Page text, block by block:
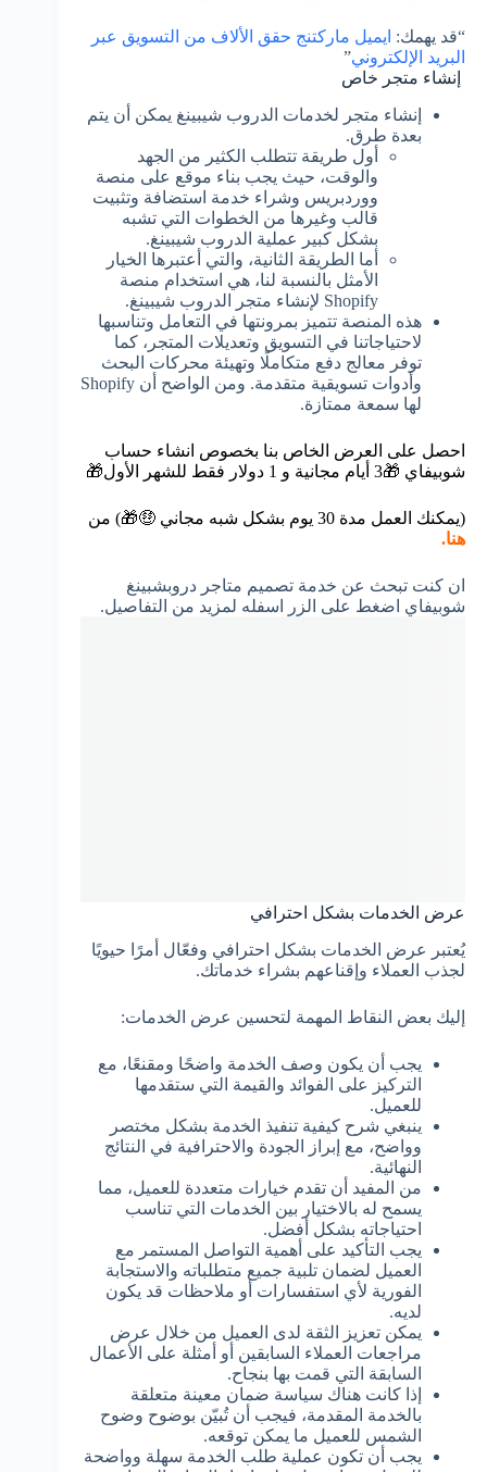
“قد يهمك: ايميل ماركتنج حقق الألاف من التسويق عبر
البريد الإلكتروني”
إنشاء متجر خاص
إنشاء متجر لخدمات الدروب شيبينغ يمكن أن يتم
بعدة طرق.
أول طريقة تتطلب الكثير من الجهد
والوقت، حيث يجب بناء موقع على منصة
ووردبريس وشراء خدمة استضافة وتثبيت
قالب وغيرها من الخطوات التي تشبه
بشكل كبير عملية الدروب شيبينغ.
أما الطريقة الثانية، والتي أعتبرها الخيار
الأمثل بالنسبة لنا، هي استخدام منصة
Shopify لإنشاء متجر الدروب شيبينغ.
هذه المنصة تتميز بمرونتها في التعامل وتناسبها
لاحتياجاتنا في التسويق وتعديلات المتجر، كما
توفر معالج دفع متكاملًا وتهيئة محركات البحث
وأدوات تسويقية متقدمة. ومن الواضح أن Shopify
لها سمعة ممتازة.
احصل على العرض الخاص بنا بخصوص انشاء حساب
شوبيفاي 🎁3 أيام مجانية و 1 دولار فقط للشهر الأول🎁
(يمكنك العمل مدة 30 يوم بشكل شبه مجاني 🤑🎁)
من
هنا.
ان كنت تبحث عن خدمة تصميم متاجر دروبشبينغ
شوبيفاي اضغط على الزر اسفله لمزيد من التفاصيل.
عرض الخدمات بشكل احترافي
يُعتبر عرض الخدمات بشكل احترافي وفعّال أمرًا حيويًا
لجذب العملاء وإقناعهم بشراء خدماتك.
إليك بعض النقاط المهمة لتحسين عرض الخدمات:
يجب أن يكون وصف الخدمة واضحًا ومقنعًا، مع
التركيز على الفوائد والقيمة التي ستقدمها
للعميل.
ينبغي شرح كيفية تنفيذ الخدمة بشكل مختصر
وواضح، مع إبراز الجودة والاحترافية في النتائج
النهائية.
من المفيد أن تقدم خيارات متعددة للعميل، مما
يسمح له بالاختيار بين الخدمات التي تناسب
احتياجاته بشكل أفضل.
يجب التأكيد على أهمية التواصل المستمر مع
العميل لضمان تلبية جميع متطلباته والاستجابة
الفورية لأي استفسارات أو ملاحظات قد يكون
لديه.
يمكن تعزيز الثقة لدى العميل من خلال عرض
مراجعات العملاء السابقين أو أمثلة على الأعمال
السابقة التي قمت بها بنجاح.
إذا كانت هناك سياسة ضمان معينة متعلقة
بالخدمة المقدمة، فيجب أن تُبيّن بوضوح وضوح
الشمس للعميل ما يمكن توقعه.
يجب أن تكون عملية طلب الخدمة سهلة وواضحة